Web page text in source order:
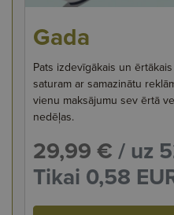
Gada
Pats izdevīgākais un
saturam ar samazinātu
vienu maksājumu sev ērtā
nedēļas.
29,99 € / uz
Tikai 0,58